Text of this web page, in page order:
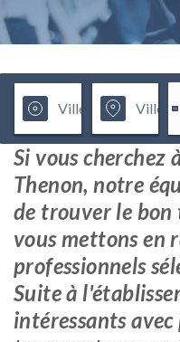
Si vous cherchez
Thenon, notre
de trouver le
vous mettons en
professionnels
Suite à
intéressants